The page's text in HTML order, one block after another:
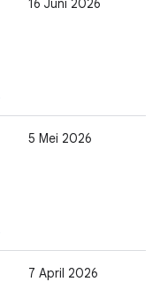
16 Juni 2026
5 Mei 2026
7 April 2026